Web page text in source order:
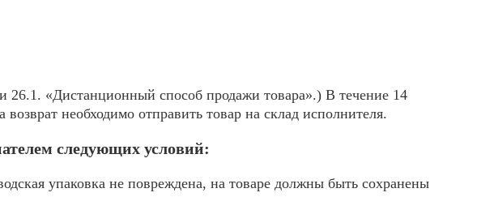
26.1. «Дистанционный способ продажи товара».) В течение 14
необходимо отправить товар на склад исполнителя.
следующих условий:
упаковка не повреждена, на товаре должны быть сохранены